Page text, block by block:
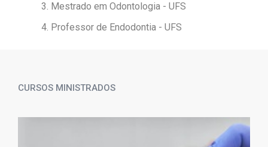
Mestrado em Odontologia - UFS
Professor de Endodontia - UFS
CURSOS MINISTRADOS